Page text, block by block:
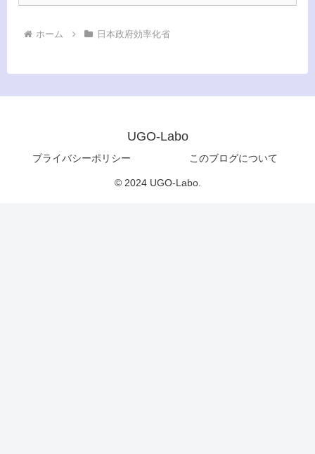
ホーム 日本政府効率化省
UGO-Labo
プライバシーポリシー このブログについて
© 2024 UGO-Labo.